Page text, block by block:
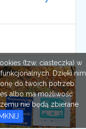
(tzw. ciasteczka) w
Dzięki nim
do twoich potrzeb.
albo ma możliwość
nie będą zbierane